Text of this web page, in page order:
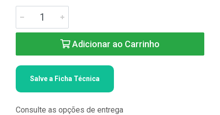
Adicionar ao Carrinho
Salve a Ficha Técnica
Consulte as opções de entrega